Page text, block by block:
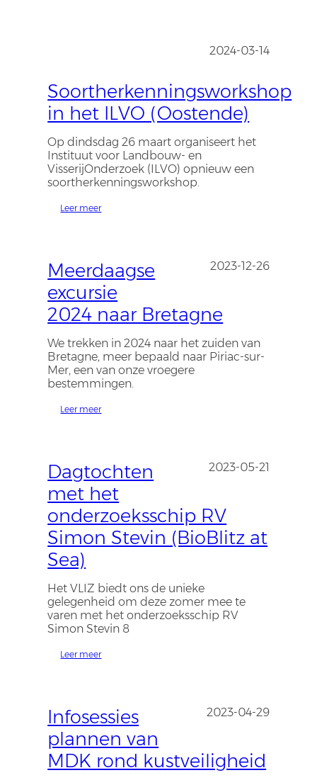
2024-03-14
Soortherkenningsworkshop
in het ILVO (Oostende)
Op dindsdag 26 maart organiseert het
Instituut voor Landbouw- en
VisserijOnderzoek (ILVO) opnieuw een
soortherkenningsworkshop.
Leer meer
2023-12-26
Meerdaagse
excursie
2024 naar Bretagne
We trekken in 2024 naar het zuiden van
Bretagne, meer bepaald naar Piriac-sur-
Mer, een van onze vroegere
bestemmingen.
Leer meer
2023-05-21
Dagtochten
met het
onderzoeksschip RV
Simon Stevin (BioBlitz at
Sea)
Het VLIZ biedt ons de unieke
gelegenheid om deze zomer mee te
varen met het onderzoeksschip RV
Simon Stevin 8
Leer meer
2023-04-29
Infosessies
plannen van
MDK rond kustveiligheid